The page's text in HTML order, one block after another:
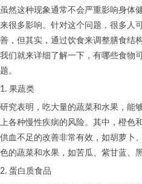
虽然这种现象通常不会严重影响身体
来很多影响。针对这个问题，很多人
善，但其实，通过饮食来调整膳食结
我们就来详细了解一下，有哪些食物
题。
1. 果蔬类
研究表明，吃大量的蔬菜和水果，能
上各种慢性疾病的风险。其中，橙色
供血不足的改善非常有效，如胡萝卜
色的蔬菜和水果，如苦瓜、紫甘蓝、
2. 蛋白质食品